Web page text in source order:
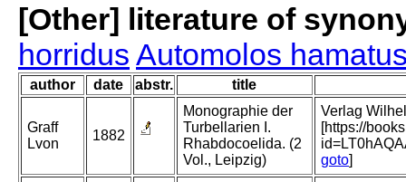
[Other] literature of
horridus Automolos
author date abstr. title
Graff
Lvon
1882
Monographie der
Turbellarien I.
Rhabdocoelida. (2
Vol., Leipzig)
Verlag
[https://
goto]